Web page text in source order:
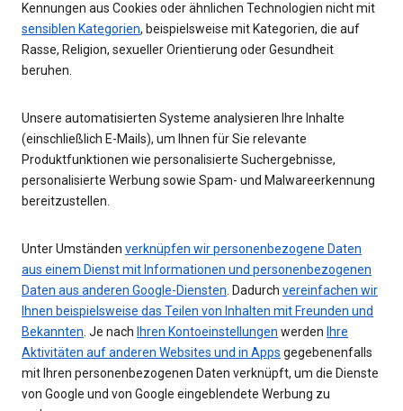
Kennungen aus Cookies oder ähnlichen Technologien nicht mit
sensiblen Kategorien, beispielsweise mit Kategorien, die auf
Rasse, Religion, sexueller Orientierung oder Gesundheit
beruhen.
Unsere automatisierten Systeme analysieren Ihre Inhalte
(einschließlich E-Mails), um Ihnen für Sie relevante
Produktfunktionen wie personalisierte Suchergebnisse,
personalisierte Werbung sowie Spam- und Malwareerkennung
bereitzustellen.
Unter Umständen verknüpfen wir personenbezogene Daten
aus einem Dienst mit Informationen und personenbezogenen
Daten aus anderen Google-Diensten. Dadurch vereinfachen wir
Ihnen beispielsweise das Teilen von Inhalten mit Freunden und
Bekannten. Je nach Ihren Kontoeinstellungen werden Ihre
Aktivitäten auf anderen Websites und in Apps gegebenenfalls
mit Ihren personenbezogenen Daten verknüpft, um die Dienste
von Google und von Google eingeblendete Werbung zu